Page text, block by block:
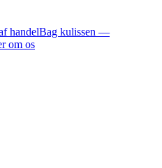
handelBag kulissen —
om os